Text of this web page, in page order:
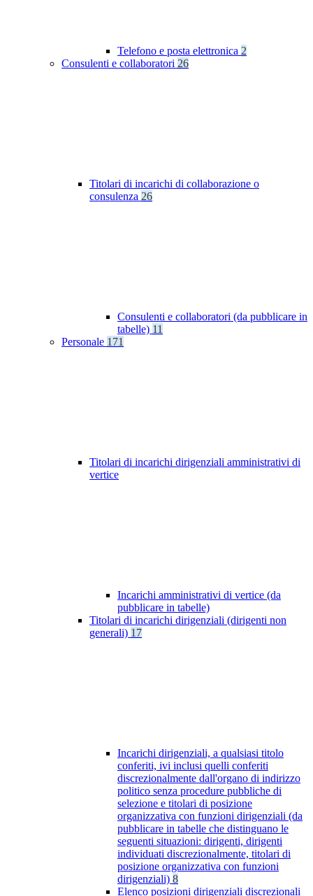
Telefono e posta elettronica 2
Consulenti e collaboratori 26
Titolari di incarichi di collaborazione o
consulenza 26
Consulenti e collaboratori (da pubblicare in
tabelle) 11
Personale 171
Titolari di incarichi dirigenziali amministrativi di
vertice
Incarichi amministrativi di vertice (da
pubblicare in tabelle)
Titolari di incarichi dirigenziali (dirigenti non
generali) 17
Incarichi dirigenziali, a qualsiasi titolo
conferiti, ivi inclusi quelli conferiti
discrezionalmente dall'organo di indirizzo
politico senza procedure pubbliche di
selezione e titolari di posizione
organizzativa con funzioni dirigenziali (da
pubblicare in tabelle che distinguano le
seguenti situazioni: dirigenti, dirigenti
individuati discrezionalmente, titolari di
posizione organizzativa con funzioni
dirigenziali) 8
Elenco posizioni dirigenziali discrezionali